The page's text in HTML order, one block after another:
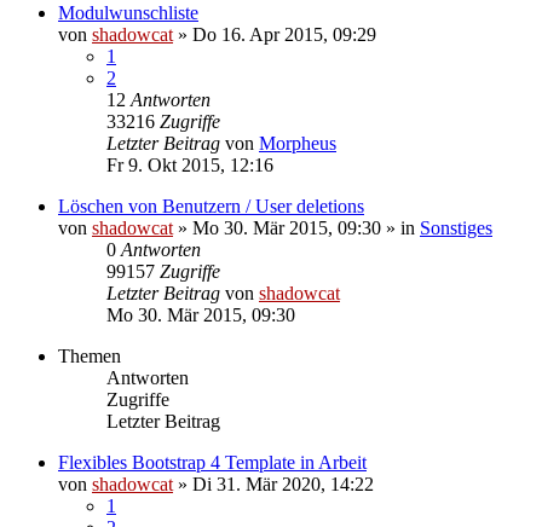
Modulwunschliste
von shadowcat » Do 16. Apr 2015, 09:29
1
2
12 Antworten
33216 Zugriffe
Letzter Beitrag von Morpheus
Fr 9. Okt 2015, 12:16
Löschen von Benutzern / User deletions
von shadowcat » Mo 30. Mär 2015, 09:30 » in Sonstiges
0 Antworten
99157 Zugriffe
Letzter Beitrag von shadowcat
Mo 30. Mär 2015, 09:30
Themen
Antworten
Zugriffe
Letzter Beitrag
Flexibles Bootstrap 4 Template in Arbeit
von shadowcat » Di 31. Mär 2020, 14:22
1